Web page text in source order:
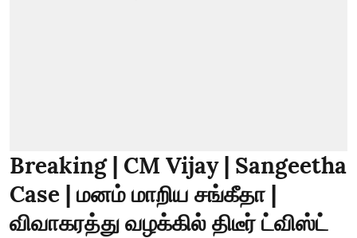
Breaking | CM Vijay | Sangeetha
Case | மனம் மாறிய சங்கீதா |
விவாகரத்து வழக்கில் திடீர் ட்விஸ்ட்